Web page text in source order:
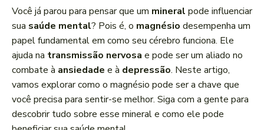
d
o
r
d
e
á
u
d
Você já parou para pensar que um mineral pode influenciar
sua saúde mental? Pois é, o magnésio desempenha um
papel fundamental em como seu cérebro funciona. Ele
ajuda na transmissão nervosa e pode ser um aliado no
combate à ansiedade e à depressão. Neste artigo,
vamos explorar como o magnésio pode ser a chave que
você precisa para sentir-se melhor. Siga com a gente para
descobrir tudo sobre esse mineral e como ele pode